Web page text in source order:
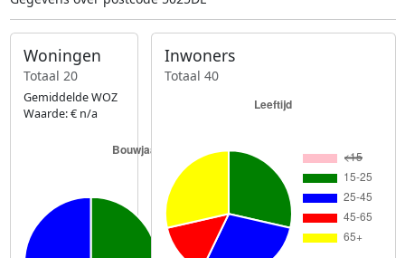
Woningen
Totaal 20
Gemiddelde WOZ
Waarde: € n/a
Inwoners
Totaal 40